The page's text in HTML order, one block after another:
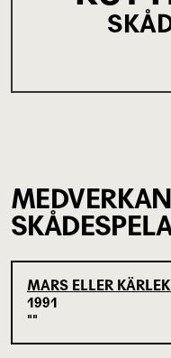
MARS ELLER
1991